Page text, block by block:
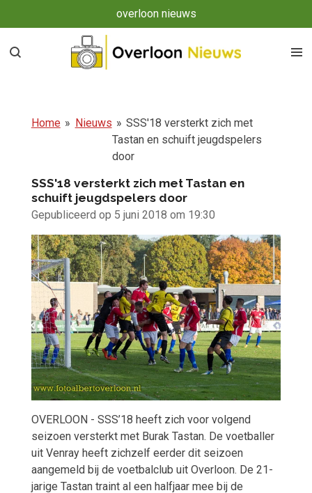
direct
naar
overloon nieuws
Home » Nieuws » SSS'18 versterkt zich met
Tastan en schuift jeugdspelers
door
SSS'18 versterkt zich met Tastan en
schuift jeugdspelers door
Gepubliceerd op 5 juni 2018 om 19:30
OVERLOON - SSS’18 heeft zich voor volgend
seizoen versterkt met Burak Tastan. De voetballer
uit Venray heeft zichzelf eerder dit seizoen
aangemeld bij de voetbalclub uit Overloon. De 21-
jarige Tastan traint al een halfjaar mee bij de